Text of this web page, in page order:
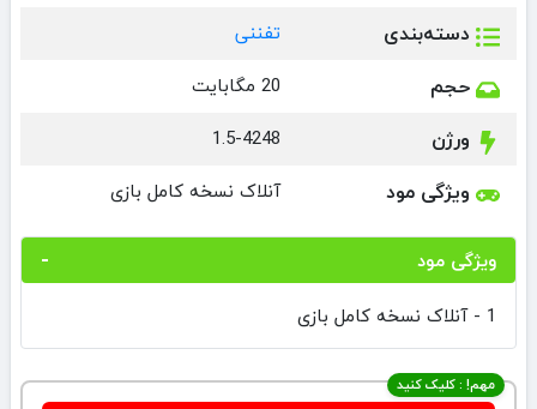
دسته‌بندی تفننی
حجم 20 مگابایت
ورژن 1.5-4248
ویژگی مود آنلاک نسخه کامل بازی
ویژگی مود
1 - آنلاک نسخه کامل بازی
مهم! : کلیک کنید